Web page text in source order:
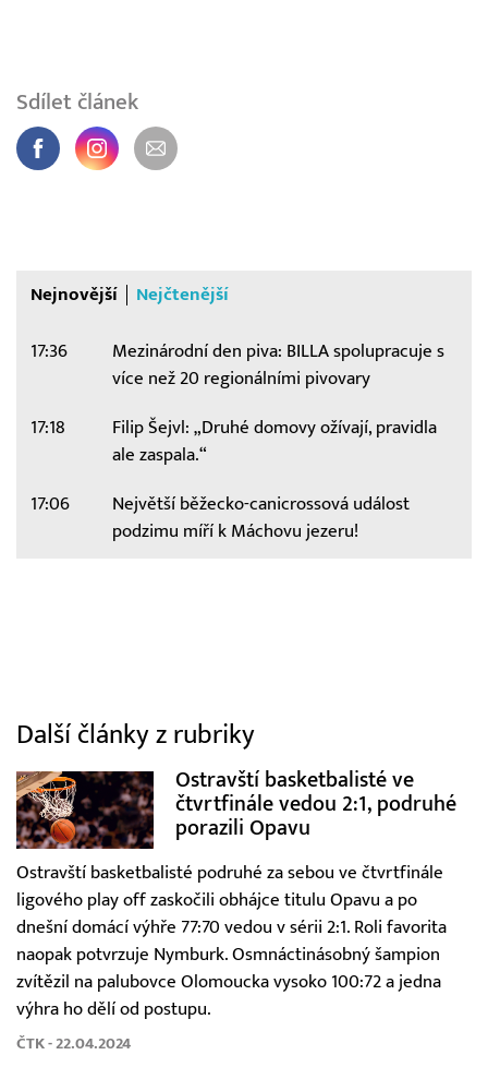
Sdílet článek
Nejnovější Nejčtenější
17:36
Mezinárodní den piva: BILLA spolupracuje s
více než 20 regionálními pivovary
17:18
Filip Šejvl: „Druhé domovy ožívají, pravidla
ale zaspala.“
17:06
Největší běžecko-canicrossová událost
podzimu míří k Máchovu jezeru!
Další články z rubriky
Ostravští basketbalisté ve
čtvrtfinále vedou 2:1, podruhé
porazili Opavu
Ostravští basketbalisté podruhé za sebou ve čtvrtfinále
ligového play off zaskočili obhájce titulu Opavu a po
dnešní domácí výhře 77:70 vedou v sérii 2:1. Roli favorita
naopak potvrzuje Nymburk. Osmnáctinásobný šampion
zvítězil na palubovce Olomoucka vysoko 100:72 a jedna
výhra ho dělí od postupu.
ČTK - 22.04.2024